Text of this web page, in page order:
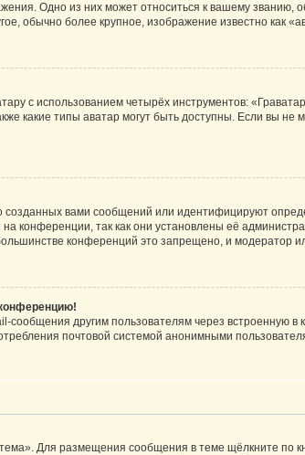
Одно из них может относиться к вашему званию,
обычно более крупное, изображение известно как
с использованием четырёх инструментов:
какие типы аватар могут быть доступны. Если вы
вами сообщений или идентифицируют
конференции, так как они установлены её
конференций это запрещено, и модератор
сообщения другим пользователям через встроенную
почтовой системой анонимными
Для размещения сообщения в теме щёлкните по